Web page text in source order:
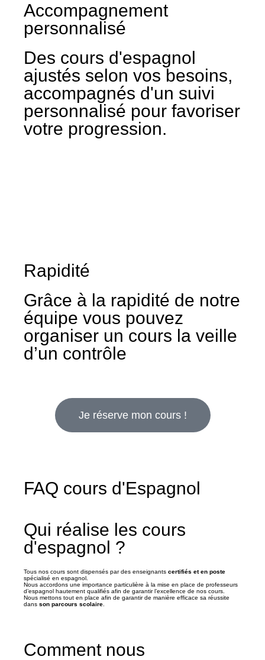
Accompagnement
personnalisé
Des cours d'espagnol
ajustés selon vos besoins,
accompagnés d'un suivi
personnalisé pour favoriser
votre progression.
Rapidité
Grâce à la rapidité de notre
équipe vous pouvez
organiser un cours la veille
d’un contrôle
Je réserve mon cours !
FAQ cours d'Espagnol
Qui réalise les cours
d'espagnol ?
Tous nos cours sont dispensés par des enseignants certifiés et en poste
spécialisé en espagnol.
Nous accordons une importance particulière à la mise en place de professeurs
d’espagnol hautement qualifiés afin de garantir l’excellence de nos cours.
Nous mettons tout en place afin de garantir de manière efficace sa réussite
dans son parcours scolaire.
Comment nous